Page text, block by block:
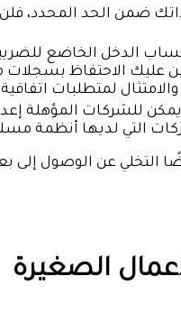
ضمن الحد المحدد،
الدخل الخاضع
عليك الاحتفاظ بسجلات
لمتطلبات اتفاقية
للشركات المؤهلة
التي لديها أنظمة
التخلي عن الوصول إلى
الصغيرة